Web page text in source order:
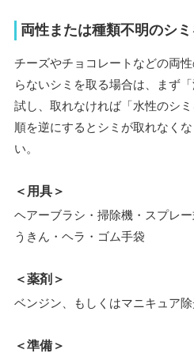
両性または種類不明のシ
チーズやチョコレートなどの両
らないシミを取る場合は、まず
試し、取れなければ「水性のシ
順を逆にするとシミが取れなく
い。
＜用具＞
ヘアーブラシ・掃除機・スプレ
うきん・ヘラ・ゴム手袋
＜薬剤＞
ベンジン、もしくはマニキュア
＜準備＞